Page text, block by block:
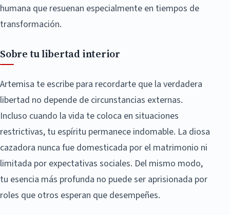
humana que resuenan especialmente en tiempos de
transformación.
Sobre tu libertad interior
Artemisa te escribe para recordarte que la verdadera
libertad no depende de circunstancias externas.
Incluso cuando la vida te coloca en situaciones
restrictivas, tu espíritu permanece indomable. La diosa
cazadora nunca fue domesticada por el matrimonio ni
limitada por expectativas sociales. Del mismo modo,
tu esencia más profunda no puede ser aprisionada por
roles que otros esperan que desempeñes.